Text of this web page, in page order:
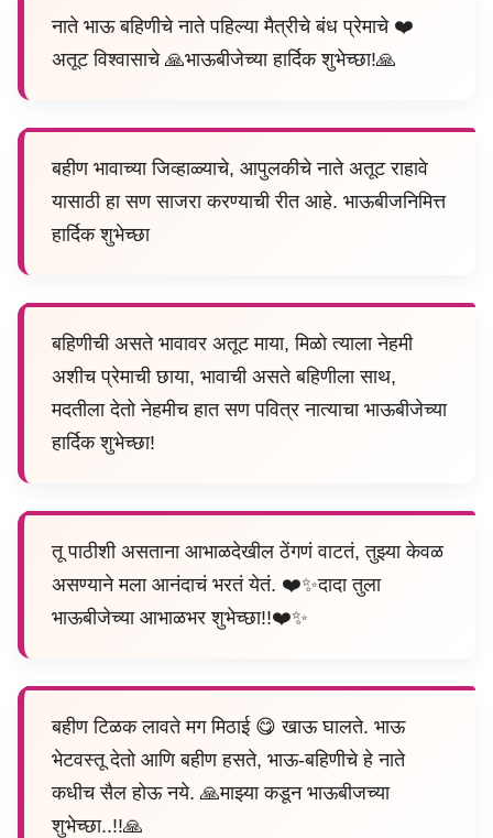
नाते भाऊ बहिणीचे नाते पहिल्या मैत्रीचे बंध प्रेमाचे ❤️
अतूट विश्वासाचे 🙏भाऊबीजेच्या हार्दिक शुभेच्छा!🙏
बहीण भावाच्या जिव्हाळ्याचे, आपुलकीचे नाते अतूट राहावे
यासाठी हा सण साजरा करण्याची रीत आहे. भाऊबीजनिमित्त
हार्दिक शुभेच्छा
बहिणीची असते भावावर अतूट माया, मिळो त्याला नेहमी
अशीच प्रेमाची छाया, भावाची असते बहिणीला साथ,
मदतीला देतो नेहमीच हात सण पवित्र नात्याचा भाऊबीजेच्या
हार्दिक शुभेच्छा!
तू पाठीशी असताना आभाळदेखील ठेंगणं वाटतं, तुझ्या केवळ
असण्याने मला आनंदाचं भरतं येतं. ❤️✨दादा तुला
भाऊबीजेच्या आभाळभर शुभेच्छा!!❤️✨
बहीण टिळक लावते मग मिठाई 😋 खाऊ घालते. भाऊ
भेटवस्तू देतो आणि बहीण हसते, भाऊ-बहिणीचे हे नाते
कधीच सैल होऊ नये. 🙏माझ्या कडून भाऊबीजच्या
शुभेच्छा..!!🙏